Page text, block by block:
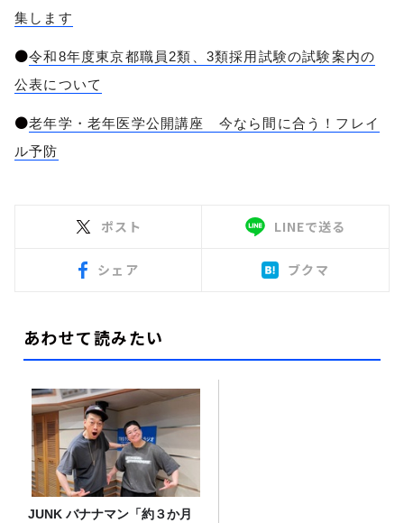
集します
●令和8年度東京都職員2類、3類採用試験の試験案内の
公表について
●老年学・老年医学公開講座 今なら間に合う！フレイ
ル予防
ポスト LINEで送る
シェア ブクマ
あわせて読みたい
JUNK バナナマン「約３か月